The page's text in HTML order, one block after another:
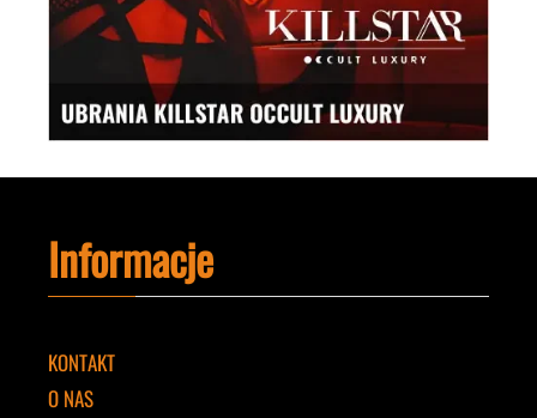
Informacje
KONTAKT
O NAS